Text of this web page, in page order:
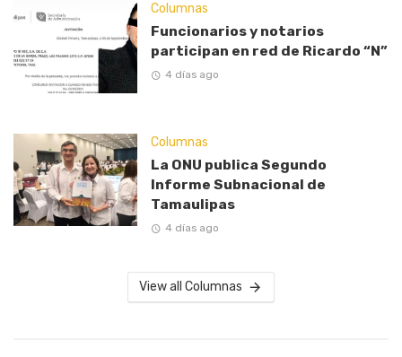
Columnas
Funcionarios y notarios
participan en red de Ricardo “N”
4 días ago
Columnas
La ONU publica Segundo
Informe Subnacional de
Tamaulipas
4 días ago
View all Columnas